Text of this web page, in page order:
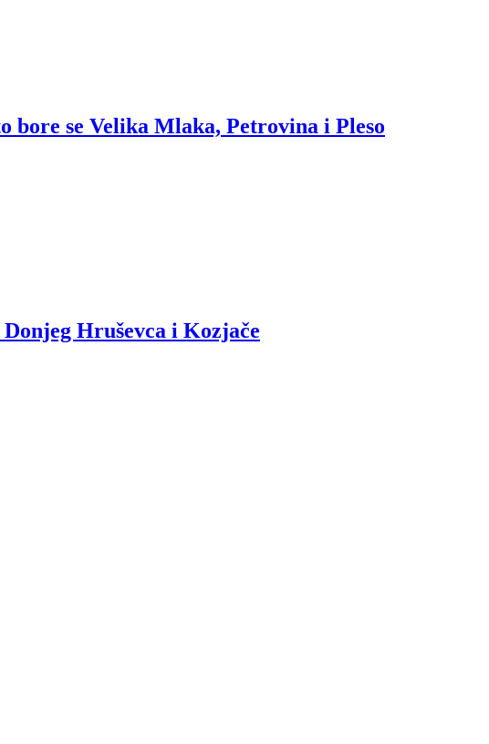
bore se Velika Mlaka, Petrovina i Pleso
Hruševca i Kozjače